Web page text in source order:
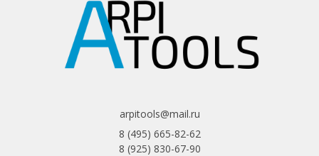
arpitools@mail.ru
8 (495) 665-82-62
8 (925) 830-67-90